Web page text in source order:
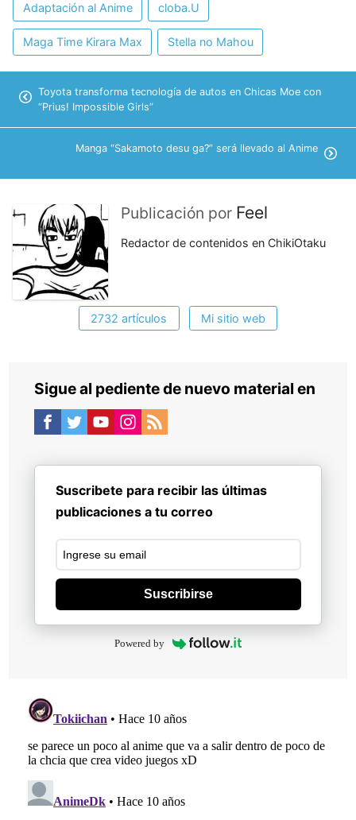
Adaptación al Anime cloba.U
Maga Time Kirara Max Stella no Mahou
Toyota transforma tecnología de autos en Chicas Moe con
“Prius! Impossible Girls”
Manga “Sakamoto desu ga?” será llevado al Anime
Publicación por Feel
Redactor de contenidos en ChikiOtaku
2732 artículos Mi sitio web
Sigue al pediente de nuevo material en
Suscribete para recibir las últimas
publicaciones a tu correo
Suscribirse
Powered by